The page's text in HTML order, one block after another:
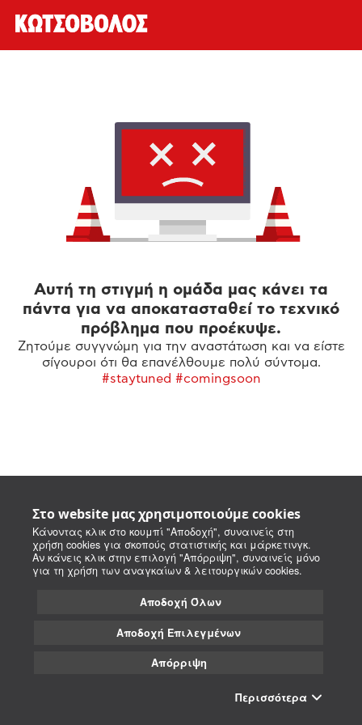
Στο website μας χρησιμοποιούμε cookies
Κάνοντας κλικ στο κουμπί "Αποδοχή", συναινείς στη
χρήση cookies για σκοπούς στατιστικής και μάρκετινγκ.
Αν κάνεις κλικ στην επιλογή "Απόρριψη", συναινείς μόνο
για τη χρήση των αναγκαίων & λειτουργικών cookies.
Αποδοχή Όλων
Αποδοχή Επιλεγμένων
Απόρριψη
Περισσότερα
Αυτή τη στιγμή η ομάδα μας κάνει τα
πάντα για να αποκατασταθεί το τεχνικό
πρόβλημα που προέκυψε.
Ζητούμε συγγνώμη για την αναστάτωση και να είστε
σίγουροι ότι θα επανέλθουμε πολύ σύντομα.
#staytuned #comingsoon